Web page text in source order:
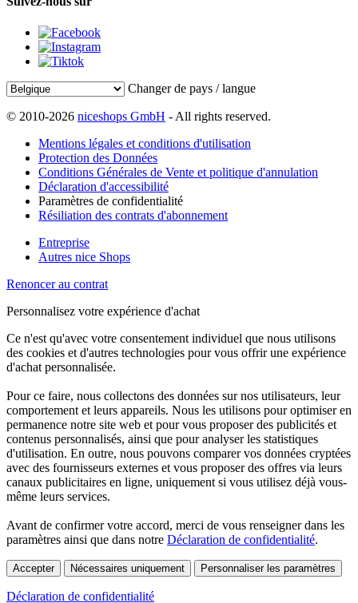
Changer de pays / langue
© 2010-2026 niceshops GmbH - All rights reserved.
Mentions légales et conditions d'utilisation
Protection des Données
Conditions Générales de Vente et politique d'annulation
Déclaration d'accessibilité
Paramètres de confidentialité
Résiliation des contrats d'abonnement
Entreprise
Autres nice Shops
Renoncer au contrat
Personnalisez votre expérience d'achat
Ce n'est qu'avec votre consentement individuel que nous utilisons
des cookies et d'autres technologies pour vous offrir une expérience
d'achat personnalisée.
Pour ce faire, nous collectons des données sur nos utilisateurs, leur
comportement et leurs appareils. Nous les utilisons pour optimiser en
permanence notre site web et pour vous proposer des publicités et
contenus personnalisés, ainsi que pour analyser les statistiques
d'utilisation. En outre, nous pouvons comparer vos données cryptées
avec des fournisseurs externes et vous proposer des offres via leurs
canaux publicitaires en ligne, uniquement si vous utilisez déjà vous-
même leurs services.
Avant de confirmer votre accord, merci de vous renseigner dans les
paramètres ainsi que dans notre Déclaration de confidentialité.
Accepter Nécessaires uniquement Personnaliser les paramètres
Déclaration de confidentialité